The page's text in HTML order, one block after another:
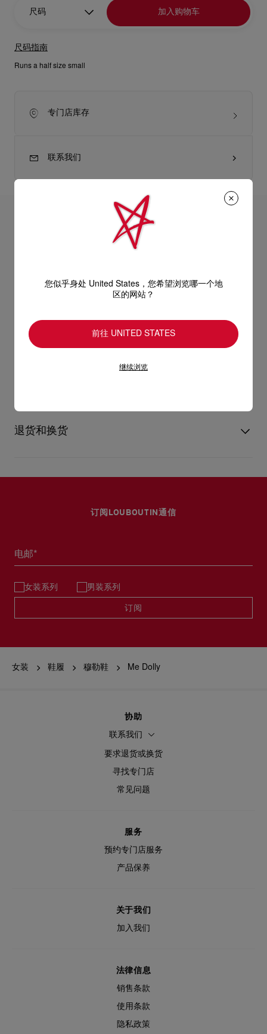
尺码 加入购物车
尺码指南
Runs a half size small
专门店库存
联系我们
和浅鞋口，曲线迷人，而100公厘幼细鞋跟则露出一抹经典的
黑色
物料
跟高
产品保养
革产品需要深层清洁还是保养护理，我们也能为尽应所需，确保
UPS Access Point：3至5个工作天内免费送货
UPS标准服务：3至6个工作天内免费送货
UPS特快专递：费用为15英镑，1至3个工作天内送货（限下午4
退货和换货
换货视乎产品库存而定，请联系客户服务专员。
订阅LOUBOUTIN通信
电邮*
女装系列 男装系列
订阅
女装 鞋履 穆勒鞋 Me Dolly
协助
联系我们
要求退货或换货
寻找专门店
常见问题
服务
预约专门店服务
产品保养
关于我们
加入我们
法律信息
销售条款
使用条款
隐私政策
您似乎身处 United States，您希望浏览哪一个地
区的网站？
前往 UNITED STATES
继续浏览